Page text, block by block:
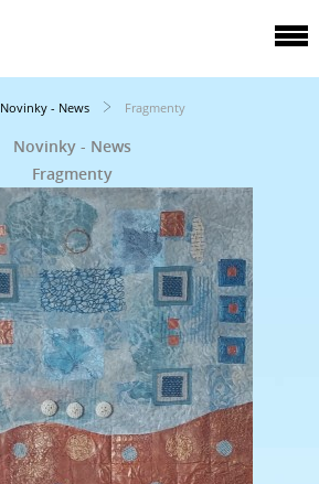
Novinky - News Fragmenty
Novinky - News
Fragmenty